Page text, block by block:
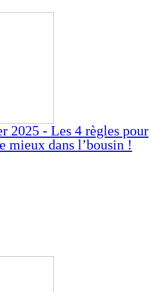
2025 - Les 4 règles pour
mieux dans l’bousin !